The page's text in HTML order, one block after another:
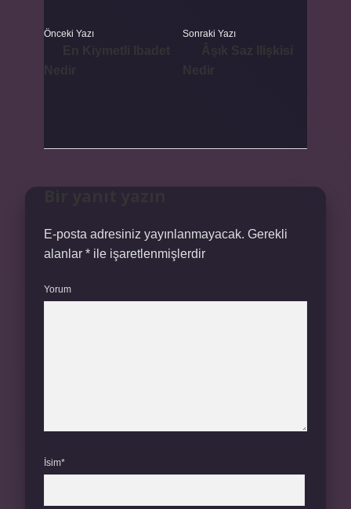
Önceki Yazı Sonraki Yazı
E-posta adresiniz yayınlanmayacak. Gerekli
alanlar * ile işaretlenmişlerdir
Yorum
İsim*